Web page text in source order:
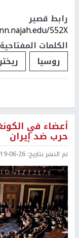
رابط قصير
552X/
الكلمات المفتاحية
روسيا
أعضاء في
حرب ضد إيران
تم النشر بتاريخ: 06-26 08:21